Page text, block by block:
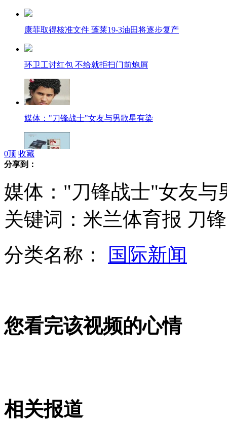
康菲取得核准文件 蓬莱19-3油田将逐步复产
环卫工讨红包 不给就拒扫门前炮屑
媒体："刀锋战士"女友与男歌星有染
奢侈品国内外价格差近半
山西水库垮塌现场:淤泥浸泡民房
中国空军作战半径覆盖东南海诸岛包含钓岛
山西运城恶犬咬伤多人 警民合力深夜将其击毙
0顶 收藏
分享到：
媒体："刀锋战士"女友与
关键词：米兰体育报 刀
分类名称：
国际新闻
您看完该视频的心情
相关报道